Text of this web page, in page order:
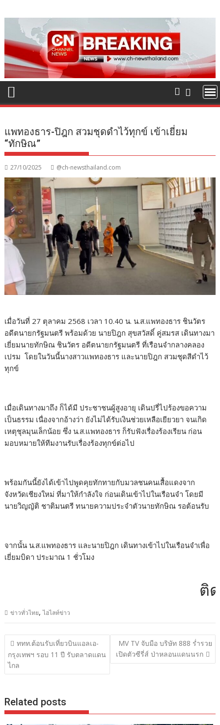
to
content
แพทองธาร-ปิฎก สวมชุดดำไว้ทุกข์ เข้าเยี่ยม
“ทักษิณ”
27/10/2025 @ch-newsthailand.com
เมื่อวันที่ 27 ตุลาคม 2568 เวลา 10.40 น. น.ส.แพทองธาร ชินวัตร
อดีตนายกรัฐมนตรี พร้อมด้วย นายปิฎก สุขสวัสดิ์ คู่สมรส เดินทางมา
เยี่ยมนายทักษิณ ชินวัตร อดีตนายกรัฐมนตรี ที่เรือนจำกลางคลอง
เปรม โดยในวันนี้นางสาวแพทองธาร และนายปิฎก สวมชุดสีดำไว้
ทุกข์
เมื่อเดินทางมาถึง ก็ได้มี ประชาชนผู้สูงอายุ เดินปรี่ไปร้องขอความ
เป็นธรรม เนื่องจากอ้างว่า ยังไม่ได้รับเงินช่วยเหลือเยียวยา จนเกิด
เหตุชุลมุนเล็กน้อย ซึ่ง น.ส.แพทองธาร ก็รับฟังเรื่องร้องเรียน ก่อน
มอบหมายให้ทีมงานรับเรื่องร้องทุกข์ต่อไป
พร้อมกันนี้ยังได้เข้าไปพูดคุยทักทายกับมวลชนคนเสื้อแดงจาก
จังหวัดเชียงใหม่ ที่มาให้กำลังใจ ก่อนเดินเข้าไปในเรือนจำ โดยมี
นายวิญญัติ ชาติมนตรี ทนายความประจำตัวนายทักษิณ รอต้อนรับ
จากนั้น น.ส.แพทองธาร และนายปิฎก เดินทางเข้าไปในเรือนจำเพื่อ
เยี่ยมบิดา ประมาณ 1 ชั่วโมง
ติดต่
ข่าวทั่วไทย,ไฮไลท์ข่าว
แนะแนว
เรื่อง
ททท.ต้อนรับเที่ยวบินแอลเอ-
กรุงเทพฯ รอบ 11 ปี รับตลาดแดน
ไกล
MV TV จับมือ บริษัท 888 ร่ำรวย
เปิดตัวซีรี่ส์ ป่าหลอนแดนนรก
Related posts